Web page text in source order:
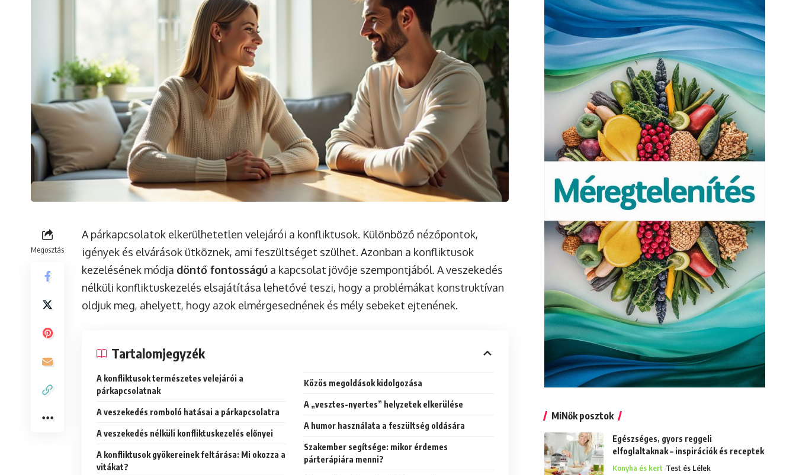
Megosztás
A párkapcsolatok elkerülhetetlen velejárói a konfliktusok. Különböző nézőpontok,
igények és elvárások ütköznek, ami feszültséget szülhet. Azonban a konfliktusok
kezelésének módja döntő fontosságú a kapcsolat jövője szempontjából. A veszekedés
nélküli konfliktuskezelés elsajátítása lehetővé teszi, hogy a problémákat konstruktívan
oldjuk meg, ahelyett, hogy azok elmérgesednének és mély sebeket ejtenének.
Tartalomjegyzék
A konfliktusok természetes velejárói a
párkapcsolatnak
A veszekedés romboló hatásai a párkapcsolatra
A veszekedés nélküli konfliktuskezelés előnyei
A konfliktusok gyökereinek feltárása: Mi okozza a
vitákat?
Közös megoldások kidolgozása
A „vesztes-nyertes” helyzetek elkerülése
A humor használata a feszültség oldására
Szakember segítsége: mikor érdemes
párterápiára menni?
MiNők posztok
Egészséges, gyors reggeli
elfoglaltaknak – inspirációk és receptek
Konyha és kert Test és Lélek